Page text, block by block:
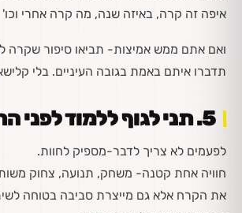
איפה זה קרה, באיזה שנה, מה קרה אחרי וכו'
ואם אתם ממש אמיצות- תביאו סיפור שקרה
תדברו איתם באמת בגובה העיניים. בלי
5️
.תני לגוף ללמוד לפני
לפעמים לא צריך לדבר-מספיק לחוות.
חוויה אחת קטנה- משחק, תנועה, צחוק
את הקרח אלא גם מייצרת סביבה בטוחה